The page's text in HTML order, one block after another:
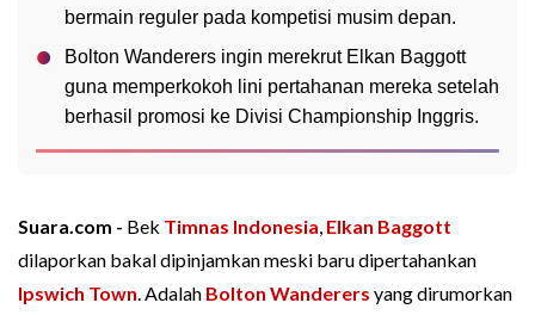
bermain reguler pada kompetisi musim depan.
Bolton Wanderers ingin merekrut Elkan Baggott
guna memperkokoh lini pertahanan mereka setelah
berhasil promosi ke Divisi Championship Inggris.
Suara.com - Bek Timnas Indonesia, Elkan Baggott
dilaporkan bakal dipinjamkan meski baru dipertahankan
Ipswich Town. Adalah Bolton Wanderers yang dirumorkan